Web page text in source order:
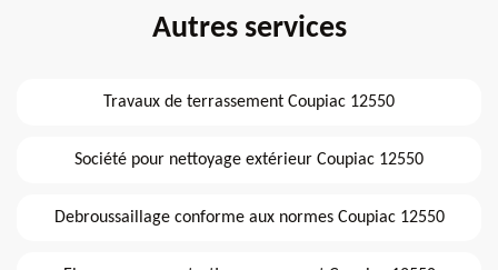
Autres services
Travaux de terrassement Coupiac 12550
Société pour nettoyage extérieur Coupiac 12550
Debroussaillage conforme aux normes Coupiac 12550